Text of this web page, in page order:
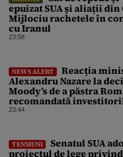
epuizat SUA și aliații
Mijlociu rachetele în
cu Iranul
23:58
NEWS ALERT
Reacția
Alexandru Nazare la
Moody’s de a păstra
recomandată
un răgaz, dar în niciun
23:44
TENSIUNI
Senatul SUA
proiectul de lege privind